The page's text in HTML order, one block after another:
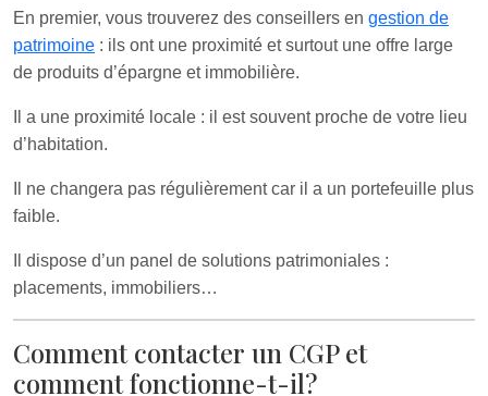
En premier, vous trouverez des conseillers en gestion de
patrimoine : ils ont une proximité et surtout une offre large
de produits d’épargne et immobilière.
Il a une proximité locale : il est souvent proche de votre lieu
d’habitation.
Il ne changera pas régulièrement car il a un portefeuille plus
faible.
Il dispose d’un panel de solutions patrimoniales :
placements, immobiliers…
Comment contacter un CGP et
comment fonctionne-t-il?